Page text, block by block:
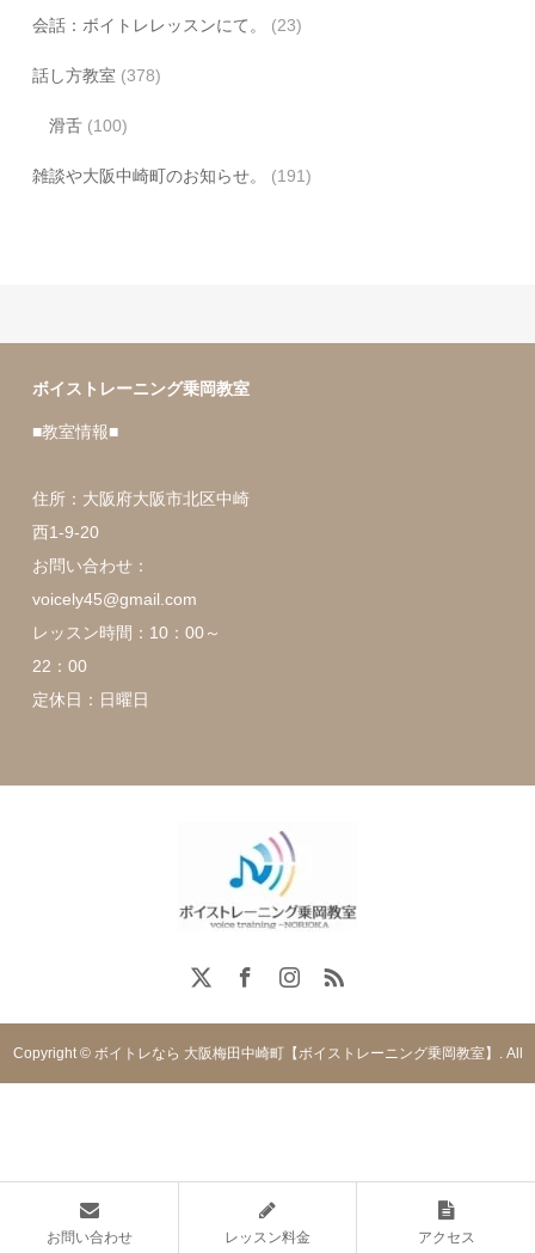
会話：ボイトレレッスンにて。 (23)
話し方教室 (378)
滑舌 (100)
雑談や大阪中崎町のお知らせ。 (191)
ボイストレーニング乗岡教室
■教室情報■
住所：大阪府大阪市北区中崎
西1-9-20
お問い合わせ：
voicely45@gmail.com
レッスン時間：10：00～
22：00
定休日：日曜日
Copyright © ボイトレなら 大阪梅田中崎町【ボイストレーニング乗岡教室】. All
お問い合わせ レッスン料金 アクセス